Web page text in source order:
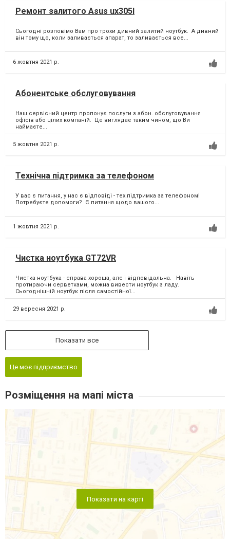
Ремонт залитого Asus ux305I
Сьогодні розповімо Вам про трохи дивний залитий ноутбук. ⁣ А дивний
він тому що, коли заливається апарат, то заливається все...
6 жовтня 2021 р.
Абонентське обслуговування
Наш сервісний центр пропонує послуги з абон. обслуговування
офісів або цілих компаній. ⁣ Це виглядає таким чином, що Ви
наймаєте...
5 жовтня 2021 р.
Технічна підтримка за телефоном
У вас є питання, у нас є відповіді - тех.підтримка за телефоном! ⁣
Потребуєте допомоги? ⁣ Є питання щодо вашого...
1 жовтня 2021 р.
Чистка ноутбука GT72VR
Чистка ноутбука - справа хороша, але і відповідальна. Навіть
протираючи серветками, можна вивести ноутбук з ладу.
Сьогоднішній ноутбук після самостійної...
29 вересня 2021 р.
Показати все
Це моє підприємство
Розміщення на мапі міста
Показати на карті